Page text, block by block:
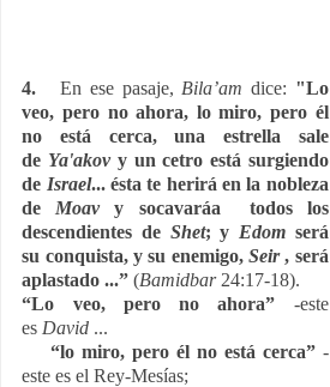
4. En ese pasaje, Bila’am dice: "Lo
veo, pero no ahora, lo miro, pero él
no está cerca, una estrella sale
de Ya'akovy un cetro está surgiendo
de Israel... ésta te herirá en la nobleza
de Moavy socavaráa todos los
descendientes de Shet; y Edom será
su conquista, y su enemigo,Seir, será
aplastado ...”(Bamidbar24:17-18).
“Lo veo, pero no ahora” -este
es David ...
“lo miro, pero él no está cerca”-
este es el Rey-Mesías;